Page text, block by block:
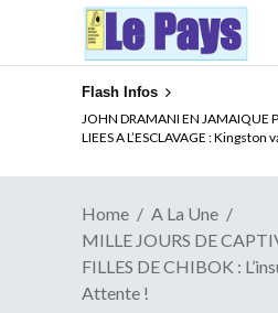
Flash Infos
JOHN DRAMANI EN
LIEES A L’ESCLAVAGE :
ELECTION DE TALON A LA TETE
Quand Patrice quitte le pouvoir
Home
A La Une
MILLE JOURS DE
FILLES DE CHIBOK :
Attente !